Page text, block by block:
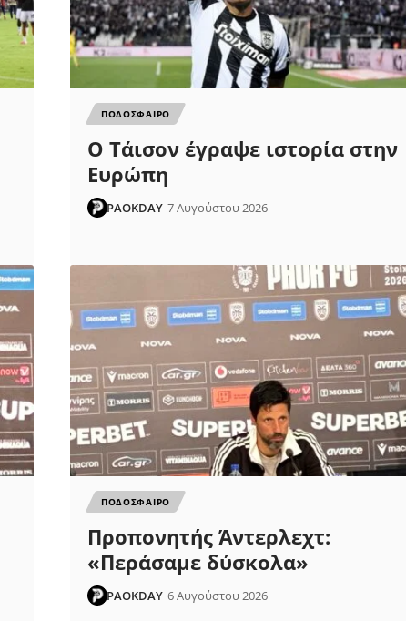
ΠΟΔΟΣΦΑΙΡΟ
Ο Τάισον έγραψε ιστορία στην
Ευρώπη
PAOKDAY 7 Αυγούστου 2026
ΠΟΔΟΣΦΑΙΡΟ
Προπονητής Άντερλεχτ:
«Περάσαμε δύσκολα»
PAOKDAY 6 Αυγούστου 2026